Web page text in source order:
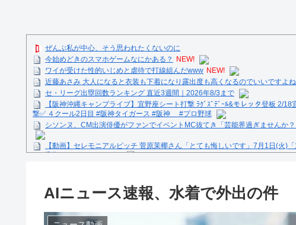
ぜんぶ私が中心、そう思われたくないのに
今始めどきのスマホゲームなにかある？
NEW!
ワイが受けた性的いじめと虐待で打線組んだwww NEW!
近藤あさみ 大人になると衣装も下着になり露出度も高くなるのでいいですよね
セ・リーグ出塁回数ランキング 直近3週間｜2026年8/3まで
【阪神沖縄キャンプライブ】宜野座シート打撃 ﾗｸﾞｽﾞﾃﾞｰﾙ&モレッタ登板 2/
撃✅ ４クール2日目 #阪神タイガース #阪神 #プロ野球
シソンヌ、CM出演俳優がファンでイベントMC抜てき「芸能界過ぎませんか
【動画】セレモニアルピッチ 菅原茉椰さん「とても悔しいです」7月1日(火)
ス×千葉ロッテマリーンズ」
Powered by livedoor 相互RSS
AIニュース速報、水着で外出の件